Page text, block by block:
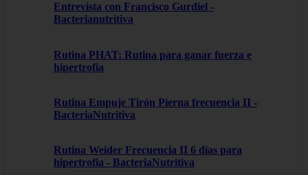
Entrevista con Francisco Gurdiel -
Bacterianutritiva
Rutina PHAT: Rutina para ganar fuerza e
hipertrofia
Rutina Empuje Tirón Pierna frecuencia II -
BacteriaNutritiva
Rutina Weider Frecuencia II 6 días para
hipertrofia - BacteriaNutritiva